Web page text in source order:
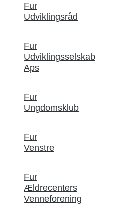
Fur
Udviklingsråd
Fur
Udviklingsselskab
Aps
Fur
Ungdomsklub
Fur
Venstre
Fur
Ældrecenters
Venneforening